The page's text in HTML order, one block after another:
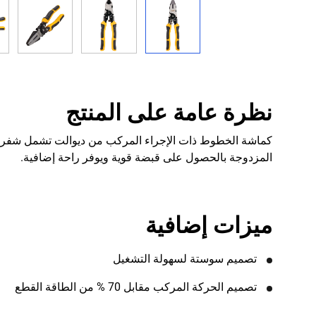
نظرة عامة على المنتج
المزدوجة بالحصول على قبضة قوية ويوفر راحة إضافية.
ميزات إضافية
تصميم سوستة لسهولة التشغيل
تصميم الحركة المركب مقابل 70 % من الطاقة القطع